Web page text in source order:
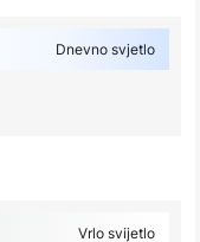
Dnevno svjetlo
Vrlo svijetlo